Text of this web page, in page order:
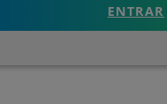
ENTRAR